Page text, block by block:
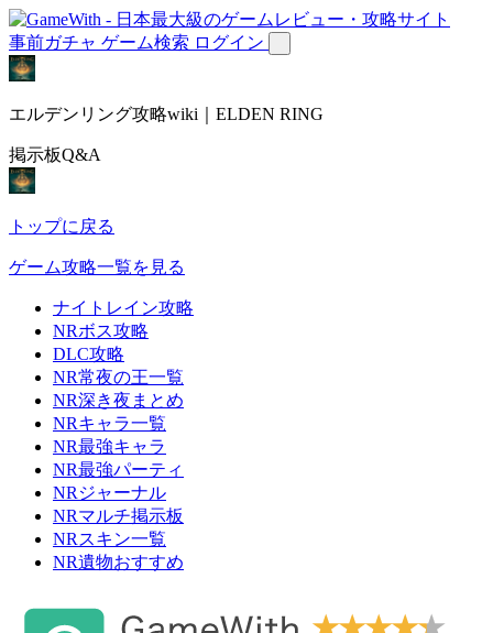
事前ガチャ ゲーム検索 ログイン
エルデンリング攻略wiki｜ELDEN RING
掲示板Q&A
トップに戻る
ゲーム攻略一覧を見る
ナイトレイン攻略
NRボス攻略
DLC攻略
NR常夜の王一覧
NR深き夜まとめ
NRキャラ一覧
NR最強キャラ
NR最強パーティ
NRジャーナル
NRマルチ掲示板
NRスキン一覧
NR遺物おすすめ